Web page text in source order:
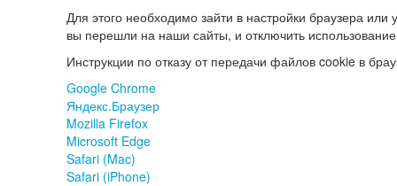
Для этого необходимо зайти в настройки браузера или
вы перешли на наши сайты, и отключить
Инструкции по отказу от передачи файлов cookie в
Google Chrome
Яндекс.Браузер
Mozilla Firefox
Microsoft Edge
Safari (Mac)
Safari (iPhone)